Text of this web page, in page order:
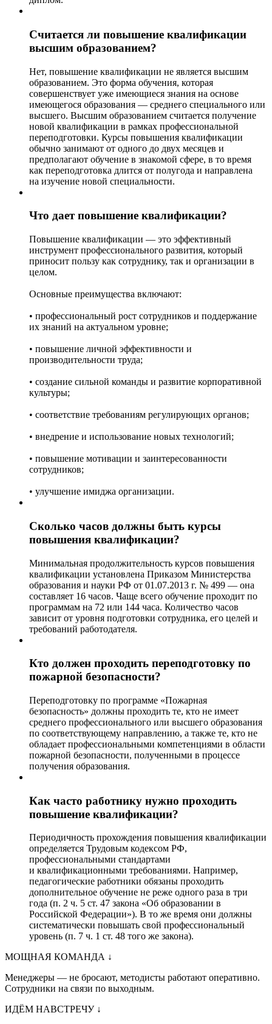
Считается ли повышение квалификации
высшим образованием?
Нет, повышение квалификации не является высшим
образованием. Это форма обучения, которая
совершенствует уже имеющиеся знания на основе
имеющегося образования — среднего специального или
высшего. Высшим образованием считается получение
новой квалификации в рамках профессиональной
переподготовки. Курсы повышения квалификации
обычно занимают от одного до двух месяцев и
предполагают обучение в знакомой сфере, в то время
как переподготовка длится от полугода и направлена
на изучение новой специальности.
Что дает повышение квалификации?
Повышение квалификации — это эффективный
инструмент профессионального развития, который
приносит пользу как сотруднику, так и организации в
целом.
Основные преимущества включают:
• профессиональный рост сотрудников и поддержание
их знаний на актуальном уровне;
• повышение личной эффективности и
производительности труда;
• создание сильной команды и развитие корпоративной
культуры;
• соответствие требованиям регулирующих органов;
• внедрение и использование новых технологий;
• повышение мотивации и заинтересованности
сотрудников;
• улучшение имиджа организации.
Сколько часов должны быть курсы
повышения квалификации?
Минимальная продолжительность курсов повышения
квалификации установлена Приказом Министерства
образования и науки РФ от 01.07.2013 г. № 499 — она
составляет 16 часов. Чаще всего обучение проходит по
программам на 72 или 144 часа. Количество часов
зависит от уровня подготовки сотрудника, его целей и
требований работодателя.
Кто должен проходить переподготовку по
пожарной безопасности?
Переподготовку по программе «Пожарная
безопасность» должны проходить те, кто не имеет
среднего профессионального или высшего образования
по соответствующему направлению, а также те, кто не
обладает профессиональными компетенциями в области
пожарной безопасности, полученными в процессе
получения образования.
Как часто работнику нужно проходить
повышение квалификации?
Периодичность прохождения повышения квалификации
определяется Трудовым кодексом РФ,
профессиональными стандартами
и квалификационными требованиями. Например,
педагогические работники обязаны проходить
дополнительное обучение не реже одного раза в три
года (п. 2 ч. 5 ст. 47 закона «Об образовании в
Российской Федерации»). В то же время они должны
систематически повышать свой профессиональный
уровень (п. 7 ч. 1 ст. 48 того же закона).
МОЩНАЯ КОМАНДА ↓
Менеджеры — не бросают, методисты работают оперативно.
Сотрудники на связи по выходным.
ИДЁМ НАВСТРЕЧУ ↓